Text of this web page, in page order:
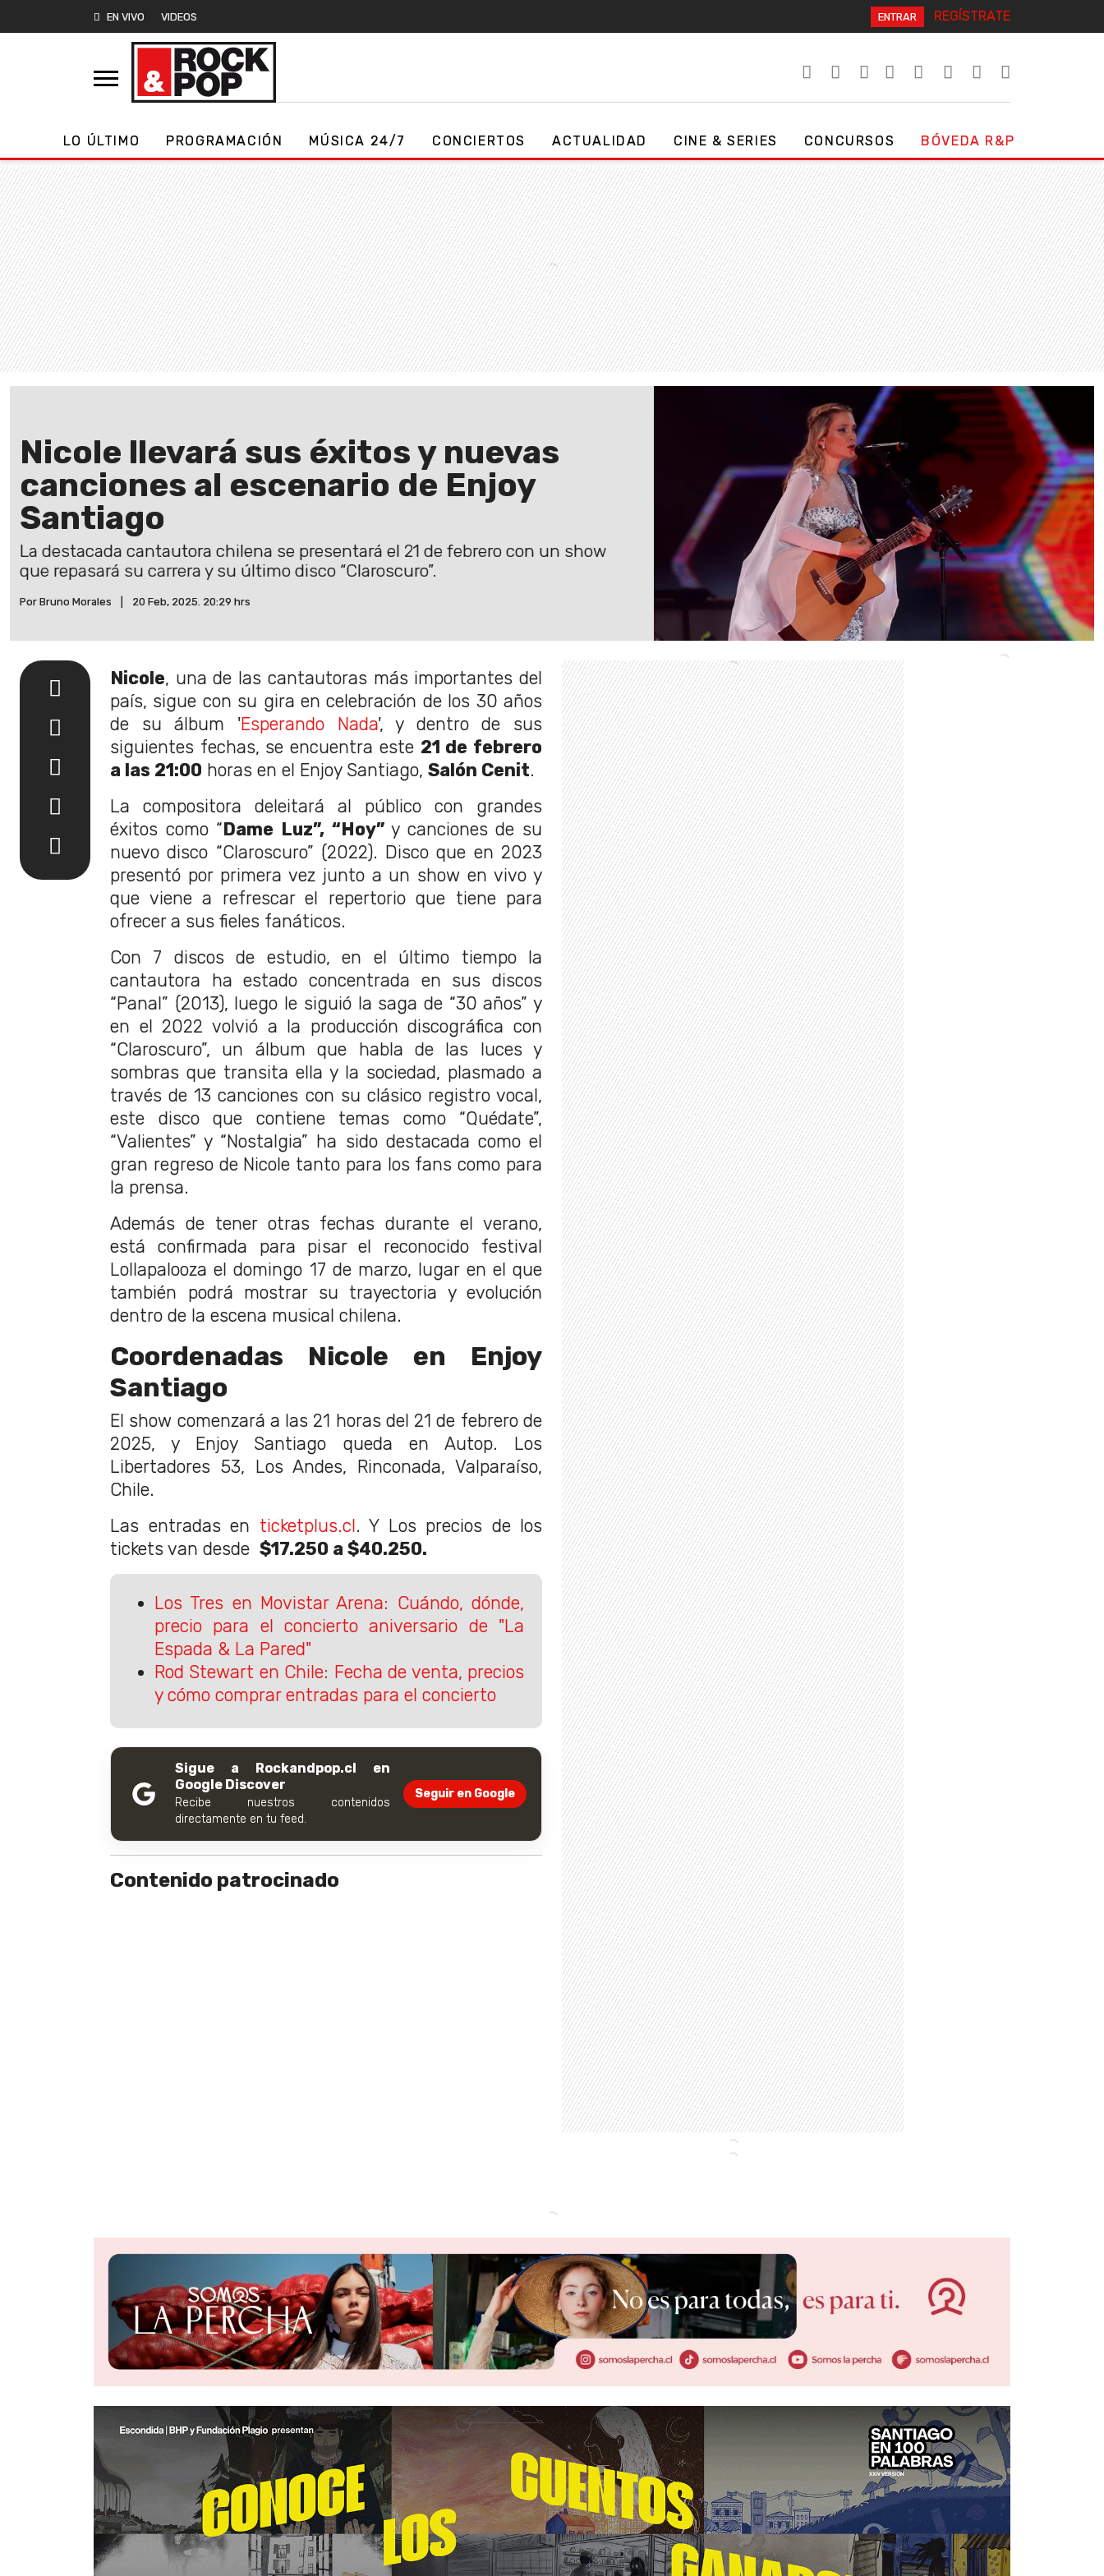
EN VIVO VIDEOS ENTRAR REGÍSTRATE
LO ÚLTIMO PROGRAMACIÓN MÚSICA 24/7 CONCIERTOS ACTUALIDAD CINE & SERIES CONCURSOS BÓVEDA R&P
Nicole llevará sus éxitos y nuevas
canciones al escenario de Enjoy
Santiago
La destacada cantautora chilena se presentará el 21 de febrero con un show
que repasará su carrera y su último disco “Claroscuro”.
Por Bruno Morales 20 Feb, 2025. 20:29 hrs
Nicole, una de las cantautoras más importantes del
país, sigue con su gira en celebración de los 30 años
de su álbum 'Esperando Nada', y dentro de sus
siguientes fechas, se encuentra este 21 de febrero
a las 21:00 horas en el Enjoy Santiago, Salón Cenit.
La compositora deleitará al público con grandes
éxitos como “Dame Luz”, “Hoy”y canciones de su
nuevo disco “Claroscuro” (2022). Disco que en 2023
presentó por primera vez junto a un show en vivo y
que viene a refrescar el repertorio que tiene para
ofrecer a sus fieles fanáticos.
Con 7 discos de estudio, en el último tiempo la
cantautora ha estado concentrada en sus discos
“Panal” (2013), luego le siguió la saga de “30 años” y
en el 2022 volvió a la producción discográfica con
“Claroscuro”, un álbum que habla de las luces y
sombras que transita ella y la sociedad, plasmado a
través de 13 canciones con su clásico registro vocal,
este disco que contiene temas como “Quédate”,
“Valientes” y “Nostalgia” ha sido destacada como el
gran regreso de Nicole tanto para los fans como para
la prensa.
Además de tener otras fechas durante el verano,
está confirmada para pisar el reconocido festival
Lollapalooza el domingo 17 de marzo, lugar en el que
también podrá mostrar su trayectoria y evolución
dentro de la escena musical chilena.
Coordenadas Nicole en Enjoy
Santiago
El show comenzará a las 21 horas del 21 de febrero de
2025, y Enjoy Santiago queda en Autop. Los
Libertadores 53, Los Andes, Rinconada, Valparaíso,
Chile.
Las entradas en ticketplus.cl. Y Los precios de los
tickets van desde $17.250 a $40.250.
Los Tres en Movistar Arena: Cuándo, dónde,
precio para el concierto aniversario de "La
Espada & La Pared"
Rod Stewart en Chile: Fecha de venta, precios
y cómo comprar entradas para el concierto
Sigue a Rockandpop.cl en
Google Discover
Recibe nuestros contenidos
directamente en tu feed.
Seguir en Google
Contenido patrocinado